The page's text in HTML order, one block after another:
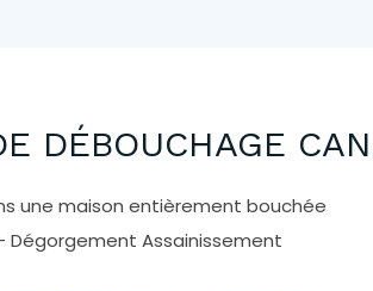
DÉBOUCHAGE
une maison entièrement bouchée
Dégorgement Assainissement